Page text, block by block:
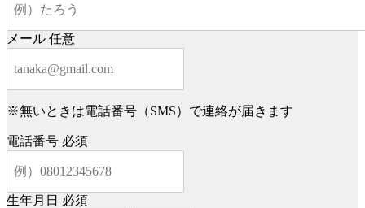
メール 任意
※無いときは電話番号（SMS）で連絡が届きます
電話番号 必須
生年月日 必須